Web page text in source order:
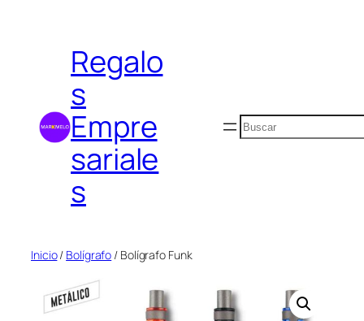
contenidoRegalo
s
Empre
sariale
s
Buscar
Inicio/ Bolígrafo / Bolígrafo Funk